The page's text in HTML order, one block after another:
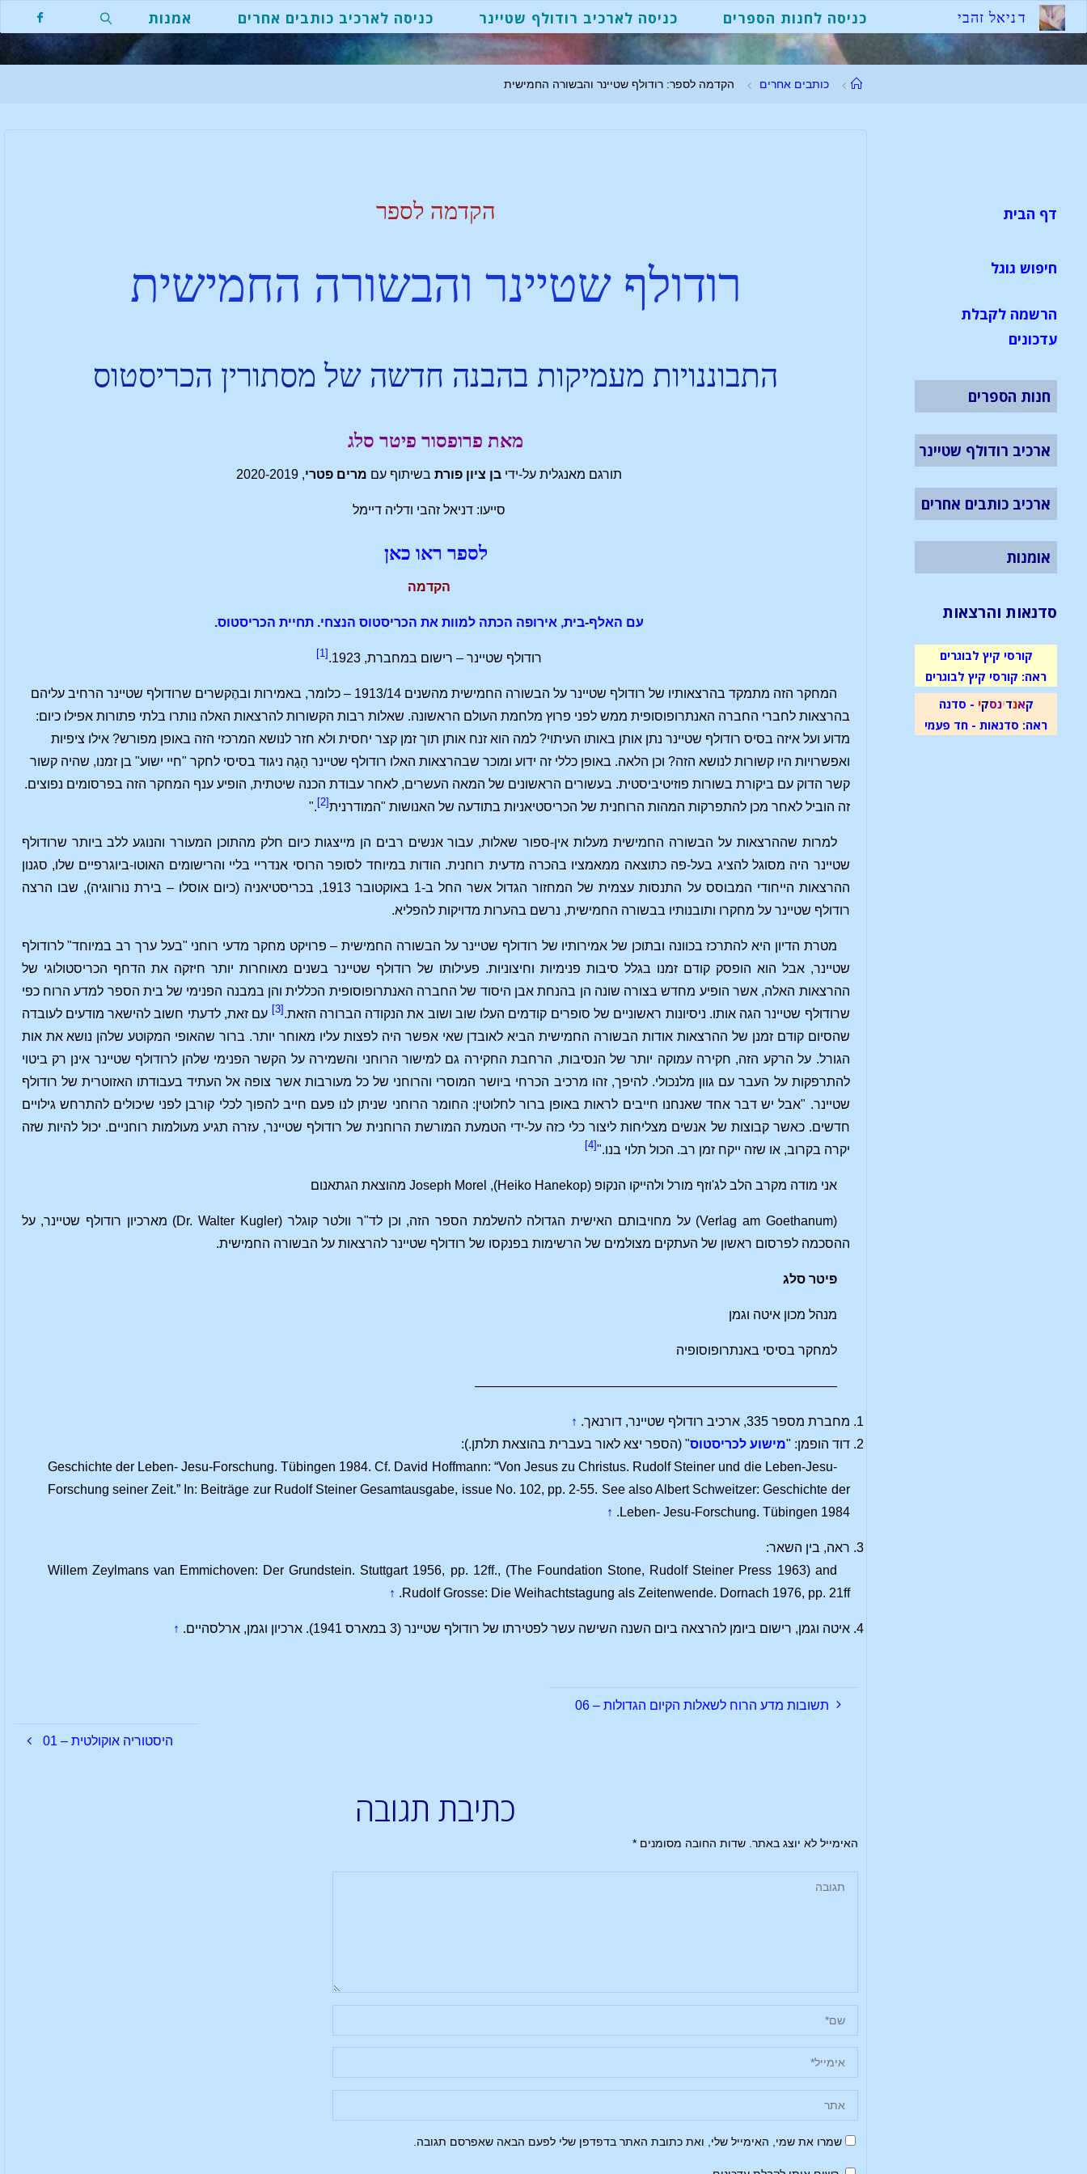
דניאל זהבי כניסה לחנות הספרים כניסה לארכיב רודולף שטיינר כניסה לארכיב כותבים אחרים אמנות
כותבים אחרים הקדמה לספר: רודולף שטיינר והבשורה החמישית
הקדמה לספר
רודולף שטיינר והבשורה החמישית
התבוננויות מעמיקות בהבנה חדשה של מסתורין הכריסטוס
מאת פרופסור פיטר סלג
תורגם מאנגלית על-ידי בן ציון פורתבשיתוף עם מרים פטרי, 2020-2019
סייעו: דניאל זהבי ודליה דיימל
לספר ראו כאן
הקדמה
עם האלף-בית, אירופה הכתה למוות את הכריסטוס הנצחי. תחיית הכריסטוס.
רודולף שטיינר – רישום במחברת, 1923. [1]
המחקר הזה מתמקד בהרצאותיו של רודולף שטיינר על הבשורה החמישית מהשנים 1913/14 – כלומר, באמירות ובהֶקשרים שרודולף שטיינר הרחיב עליהם
בהרצאות לחברי החברה האנתרופוסופית ממש לפני פרוץ מלחמת העולם הראשונה. שאלות רבות הקשורות להרצאות האלה נותרו בלתי פתורות אפילו כיום:
מדוע ועל איזה בסיס רודולף שטיינר נתן אותן באותו העיתוי? למה הוא זנח אותן תוך זמן קצר יחסית ולא חזר לנושא המרכזי הזה באופן מפורש? אילו ציפיות
ואפשרויות היו קשורות לנושא הזה? וכן הלאה. באופן כללי זה ידוע ומוכר שבהרצאות האלו רודולף שטיינר הָגָה ניגוד בסיסי לחקר "חיי ישוע" בן זמנו, שהיה קשור
קשר הדוק עם ביקורת בשורות פוזיטיביסטית. בעשורים הראשונים של המאה העשרים, לאחר עבודת הכנה שיטתית, הופיע ענף המחקר הזה בפרסומים נפוצים.
זה הוביל לאחר מכן להתפרקות המהות הרוחנית של הכריסטיאניות בתודעה של האנושות "המודרנית[2]
."
למרות שההרצאות על הבשורה החמישית מעלות אין-ספור שאלות, עבור אנשים רבים הן מייצגות כיום חלק מהתוכן המעורר והנוגע ללב ביותר שרודולף
שטיינר היה מסוגל להציג בעל-פה כתוצאה ממאמציו בהכרה מדעית רוחנית. הודות במיוחד לסופר הרוסי אנדריי בליי והרישומים האוטו-ביוגרפיים שלו, סגנון
ההרצאות הייחודי המבוסס על התנסות עצמית של המחזור הגדול אשר החל ב-1 באוקטובר 1913, בכריסטיאניה (כיום אוסלו – בירת נורווגיה), שבו הרצה
רודולף שטיינר על מחקרו ותובנותיו בבשורה החמישית, נרשם בהערות מדויקות להפליא.
מטרת הדיון היא להתרכז בכוונה ובתוכן של אמירותיו של רודולף שטיינר על הבשורה החמישית – פרויקט מחקר מדעי רוחני "בעל ערך רב במיוחד" לרודולף
שטיינר, אבל הוא הופסק קודם זמנו בגלל סיבות פנימיות וחיצוניות. פעילותו של רודולף שטיינר בשנים מאוחרות יותר חיזקה את הדחף הכריסטולוגי של
ההרצאות האלה, אשר הופיע מחדש בצורה שונה הן בהנחת אבן היסוד של החברה האנתרופוסופית הכללית והן במבנה הפנימי של בית הספר למדע הרוח כפי
שרודולף שטיינר הגה אותו. ניסיונות ראשוניים של סופרים קודמים העלו שוב ושוב את הנקודה הברורה הזאת. [3]
עם זאת, לדעתי חשוב להישאר מודעים לעובדה
שהסיום קודם זמנן של ההרצאות אודות הבשורה החמישית הביא לאובדן שאי אפשר היה לפצות עליו מאוחר יותר. ברור שהאופי המקוטע שלהן נושא את אות
הגורל. על הרקע הזה, חקירה עמוקה יותר של הנסיבות, הרחבת החקירה גם למישור הרוחני והשמירה על הקשר הפנימי שלהן לרודולף שטיינר אינן רק ביטוי
להתרפקות על העבר עם גוון מלנכולי. להיפך, זהו מרכיב הכרחי ביושר המוסרי והרוחני של כל מעורבות אשר צופה אל העתיד בעבודתו האזוטרית של רודולף
שטיינר. "אבל יש דבר אחד שאנחנו חייבים לראות באופן ברור לחלוטין: החומר הרוחני שניתן לנו פעם חייב להפוך לכלי קורבן לפני שיכולים להתרחש גילויים
חדשים. כאשר קבוצות של אנשים מצליחות ליצור כלי כזה על-ידי הטמעת המורשת הרוחנית של רודולף שטיינר, עזרה תגיע מעולמות רוחניים. יכול להיות שזה
יקרה בקרוב, או שזה ייקח זמן רב. הכול תלוי בנו."[4]
אני מודה מקרב הלב לג'וזף מורל ולהייקו הנקופ (Joseph Morel ,(Heiko Hanekop מהוצאת הגתאנום
(Verlag am Goethanum) על מחויבותם האישית הגדולה להשלמת הספר הזה, וכן לד"ר וולטר קוגלר (Dr. Walter Kugler) מארכיון רודולף שטיינר, על
ההסכמה לפרסום ראשון של העתקים מצולמים של הרשימות בפנקסו של רודולף שטיינר להרצאות על הבשורה החמישית.
פיטר סלג
מנהל מכון איטה וגמן
למחקר בסיסי באנתרופוסופיה
————————————————————————————
מחברת מספר 335, ארכיב רודולף שטיינר, דורנאך.
↑
דוד הופמן: "מישוע לכריסטוס" (הספר יצא לאור בעברית בהוצאת תלתן.):
Geschichte der Leben- Jesu-Forschung. Tübingen 1984. Cf. David Hoffmann: “Von Jesus zu Christus. Rudolf Steiner und die Leben-Jesu-
Forschung seiner Zeit.” In: Beiträge zur Rudolf Steiner Gesamtausgabe, issue No. 102, pp. 2-55. See also Albert Schweitzer: Geschichte der
Leben- Jesu-Forschung. Tübingen 1984.
↑
ראה, בין השאר:
Willem Zeylmans van Emmichoven: Der Grundstein. Stuttgart 1956, pp. 12ff., (The Foundation Stone, Rudolf Steiner Press 1963) and
Rudolf Grosse: Die Weihachtstagung als Zeitenwende. Dornach 1976, pp. 21ff.
↑
איטה וגמן, רישום ביומן להרצאה ביום השנה השישה עשר לפטירתו של רודולף שטיינר (3 במארס 1941). ארכיון וגמן, ארלסהיים. ↑
תשובות מדע הרוח לשאלות הקיום הגדולות – 06
היסטוריה אוקולטית – 01
כתיבת תגובה
האימייל לא יוצג באתר. שדות החובה מסומנים*
שמרו את שמי, האימייל שלי, ואת כתובת האתר בדפדפן שלי לפעם הבאה שאפרסם תגובה.
דף הבית
חיפוש גוגל
הרשמה לקבלת
עדכונים
חנות הספרים
ארכיב רודולף שטיינר
ארכיב כותבים אחרים
אומנות
סדנאות והרצאות
קורסי קיץ לבוגרים
ראה: קורסי קיץ לבוגרים
קאנדינסקי - סדנה
ראה: סדנאות - חד פעמי